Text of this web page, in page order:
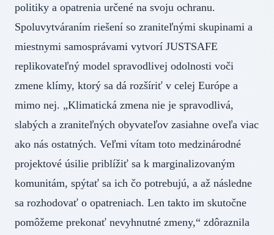
politiky a opatrenia určené na svoju ochranu.
Spoluvytváraním riešení so zraniteľnými skupinami a
miestnymi samosprávami vytvorí JUSTSAFE
replikovateľný model spravodlivej odolnosti voči
zmene klímy, ktorý sa dá rozšíriť v celej Európe a
mimo nej. „Klimatická zmena nie je spravodlivá,
slabých a zraniteľných obyvateľov zasiahne oveľa viac
ako nás ostatných. Veľmi vítam toto medzinárodné
projektové úsilie priblížiť sa k marginalizovaným
komunitám, spýtať sa ich čo potrebujú, a až následne
sa rozhodovať o opatreniach. Len takto im skutočne
pomôžeme prekonať nevyhnutné zmeny,“ zdôraznila